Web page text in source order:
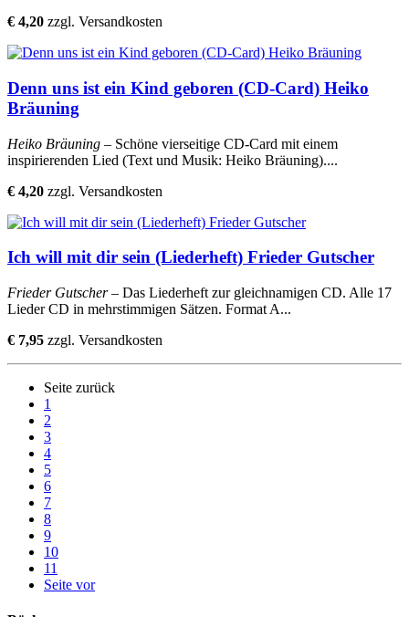
€ 4,20 zzgl. Versandkosten
Denn uns ist ein Kind geboren (CD-Card) Heiko
Bräuning
Heiko Bräuning – Schöne vierseitige CD-Card mit einem
inspirierenden Lied (Text und Musik: Heiko Bräuning)....
€ 4,20 zzgl. Versandkosten
Ich will mit dir sein (Liederheft) Frieder Gutscher
Frieder Gutscher– Das Liederheft zur gleichnamigen CD. Alle 17
Lieder CD in mehrstimmigen Sätzen. Format A...
€ 7,95 zzgl. Versandkosten
Seite zurück
1
2
3
4
5
6
7
8
9
10
11
Seite vor